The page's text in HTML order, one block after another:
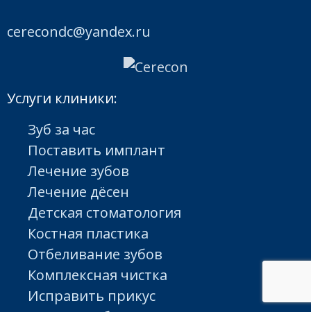
cerecondc@yandex.ru
Услуги клиники:
Зуб за час
Поставить имплант
Лечение зубов
Лечение дёсен
Детская стоматология
Костная пластика
Отбеливание зубов
Комплексная чистка
Исправить прикус